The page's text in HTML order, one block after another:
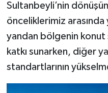
Sultanbeyli’nin
önceliklerimiz
yandan bölgenin konut
katkı sunarken, diğer
standartlarının